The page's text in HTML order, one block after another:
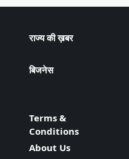
राज्य की ख़बर
बिजनेस
Terms &
Conditions
About Us